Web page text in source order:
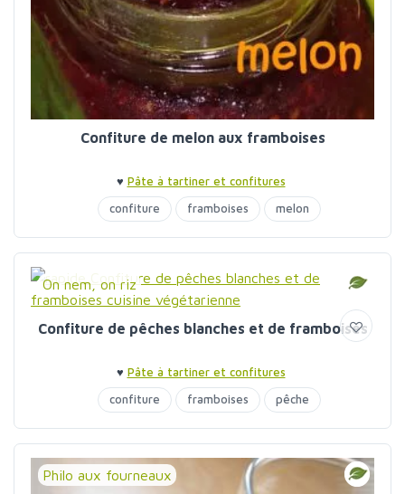
Confiture de melon aux framboises
♥ Pâte à tartiner et confitures
confiture
framboises melon
On nem, on riz
Confiture de pêches blanches et de framboises
♥ Pâte à tartiner et confitures
confiture
framboises pêche
Philo aux fourneaux